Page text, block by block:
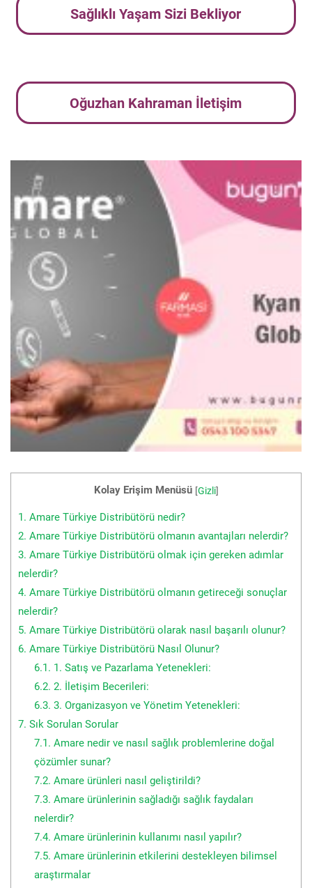
Sağlıklı Yaşam Sizi Bekliyor
Oğuzhan Kahraman İletişim
Kolay Erişim Menüsü [Gizli]
1. Amare Türkiye Distribütörü nedir?
2. Amare Türkiye Distribütörü olmanın avantajları nelerdir?
3. Amare Türkiye Distribütörü olmak için gereken adımlar
nelerdir?
4. Amare Türkiye Distribütörü olmanın getireceği sonuçlar
nelerdir?
5. Amare Türkiye Distribütörü olarak nasıl başarılı olunur?
6. Amare Türkiye Distribütörü Nasıl Olunur?
6.1. 1. Satış ve Pazarlama Yetenekleri:
6.2. 2. İletişim Becerileri:
6.3. 3. Organizasyon ve Yönetim Yetenekleri:
7. Sık Sorulan Sorular
7.1. Amare nedir ve nasıl sağlık problemlerine doğal
çözümler sunar?
7.2. Amare ürünleri nasıl geliştirildi?
7.3. Amare ürünlerinin sağladığı sağlık faydaları
nelerdir?
7.4. Amare ürünlerinin kullanımı nasıl yapılır?
7.5. Amare ürünlerinin etkilerini destekleyen bilimsel
araştırmalar